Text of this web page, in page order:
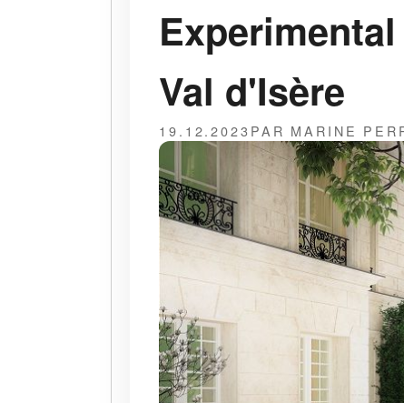
Val d'Isère
19.12.2023PAR MARINE